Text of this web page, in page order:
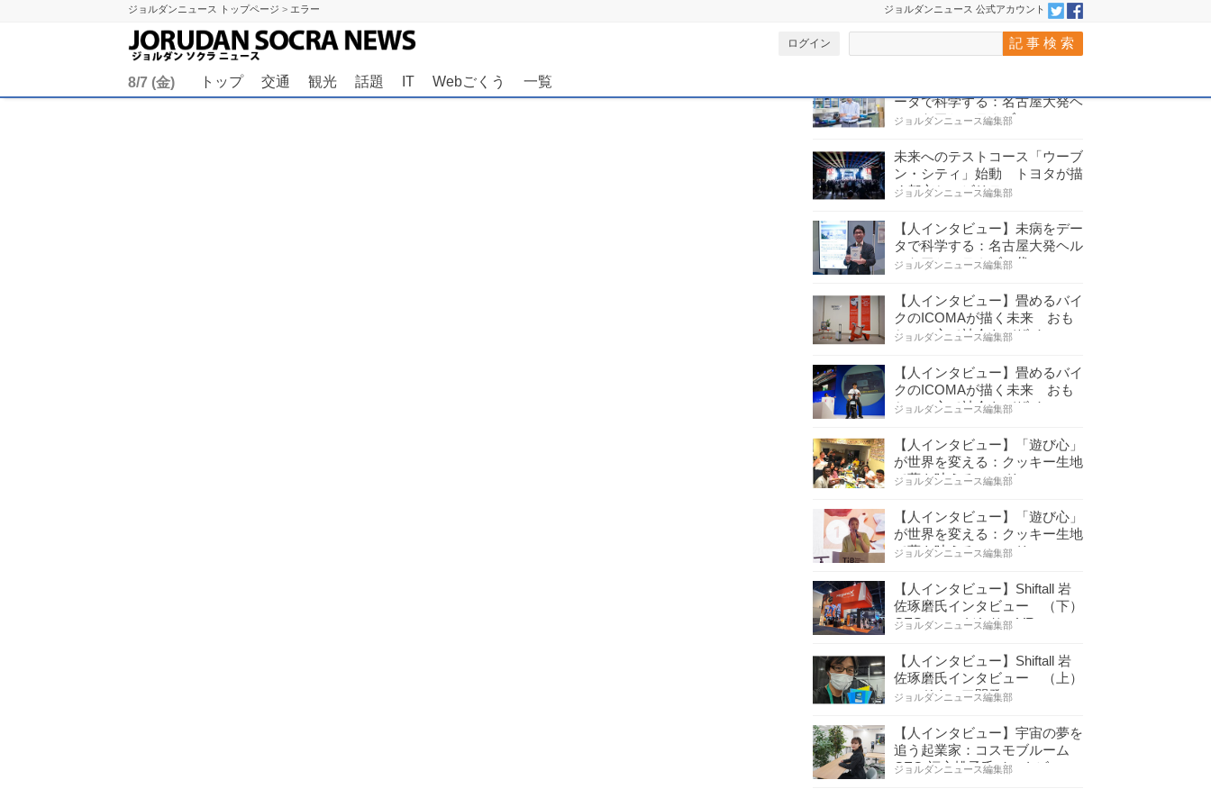
ジョルダンニュース トップページ > エラー ジョルダンニュース 公式アカウント
ログイン
8/7 (金) トップ 交通 観光 話題 IT Webごくう 一覧
記事がありません。
ジョルダン記事 一覧へ＞
ータで科学する：名古屋大発ヘ
ルスケアシステムズの…
ジョルダンニュース編集部
未来へのテストコース「ウーブ
ン・シティ」始動 トヨタが描
く都市とモビリティの…
ジョルダンニュース編集部
【人インタビュー】未病をデー
タで科学する：名古屋大発ヘル
スケアシステムズの代…
ジョルダンニュース編集部
【人インタビュー】畳めるバイ
クのICOMAが描く未来 おも
ちゃの心で社会をデザイ…
ジョルダンニュース編集部
【人インタビュー】畳めるバイ
クのICOMAが描く未来 おも
ちゃの心で社会をデザイ…
ジョルダンニュース編集部
【人インタビュー】「遊び心」
が世界を変える：クッキー生地
で夢を叶える コロリ…
ジョルダンニュース編集部
【人インタビュー】「遊び心」
が世界を変える：クッキー生地
で夢を叶える コロリ…
ジョルダンニュース編集部
【人インタビュー】Shiftall 岩
佐琢磨氏インタビュー （下）
CESへのこだわり VR…
ジョルダンニュース編集部
【人インタビュー】Shiftall 岩
佐琢磨氏インタビュー （上）
ハードウェア開発へ…
ジョルダンニュース編集部
【人インタビュー】宇宙の夢を
追う起業家：コスモブルーム
CEO 福永桃子氏インタビ…
ジョルダンニュース編集部